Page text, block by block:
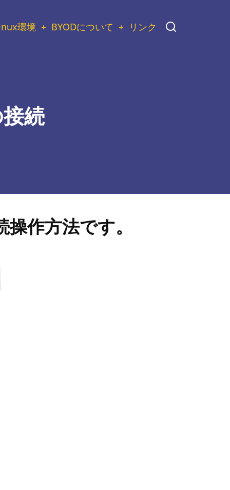
環境 BYODについて リンク
続
作方法です。